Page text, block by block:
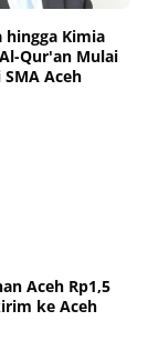
Kimia
Qur'an Mulai
Aceh
Aceh Rp1,5
ke Aceh